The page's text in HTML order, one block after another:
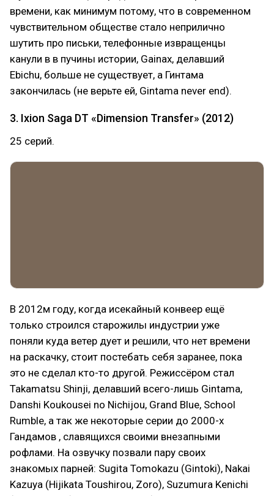
времени, как минимум потому, что в современном
чувствительном обществе стало неприлично
шутить про письки, телефонные извращенцы
канули в в пучины истории, Gainax, делавший
Ebichu, больше не существует, а Гинтама
закончилась (не верьте ей, Gintama never end).
3. Ixion Saga DT «Dimension Transfer» (2012)
25 серий.
В 2012м году, когда исекайный конвеер ещё
только строился старожилы индустрии уже
поняли куда ветер дует и решили, что нет времени
на раскачку, стоит постебать себя заранее, пока
это не сделал кто-то другой. Режиссёром стал
Takamatsu Shinji, делавший всего-лишь Gintama,
Danshi Koukousei no Nichijou, Grand Blue, School
Rumble, а так же некоторые серии до 2000-х
Гандамов , славящихся своими внезапными
рофлами. На озвучку позвали пару своих
знакомых парней: Sugita Tomokazu (Gintoki), Nakai
Kazuya (Hijikata Toushirou, Zoro), Suzumura Kenichi